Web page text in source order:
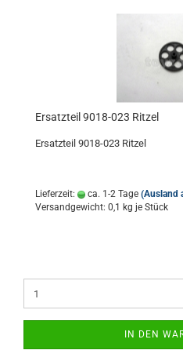
Ersatzteil 9018-023 Ritzel
Ersatzteil 9018-023 Ritzel
Lieferzeit: ca. 1-2 Tage (Ausland
Versandgewicht: 0,1 kg je Stück
IN DEN